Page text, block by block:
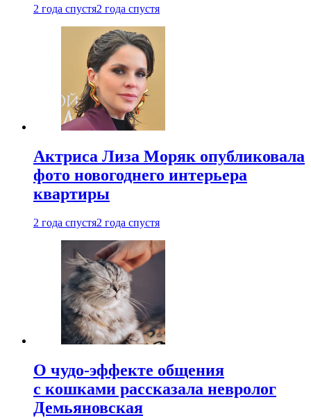
2 года спустя2 года спустя
Актриса Лиза Моряк опубликовала
фото новогоднего интерьера
квартиры
2 года спустя2 года спустя
О чудо-эффекте общения
с кошками рассказала невролог
Демьяновская